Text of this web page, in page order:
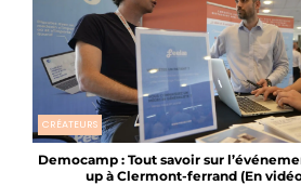
CRÉATEURS
Democamp : Tout savoir sur
up à Clermont-ferrand (En